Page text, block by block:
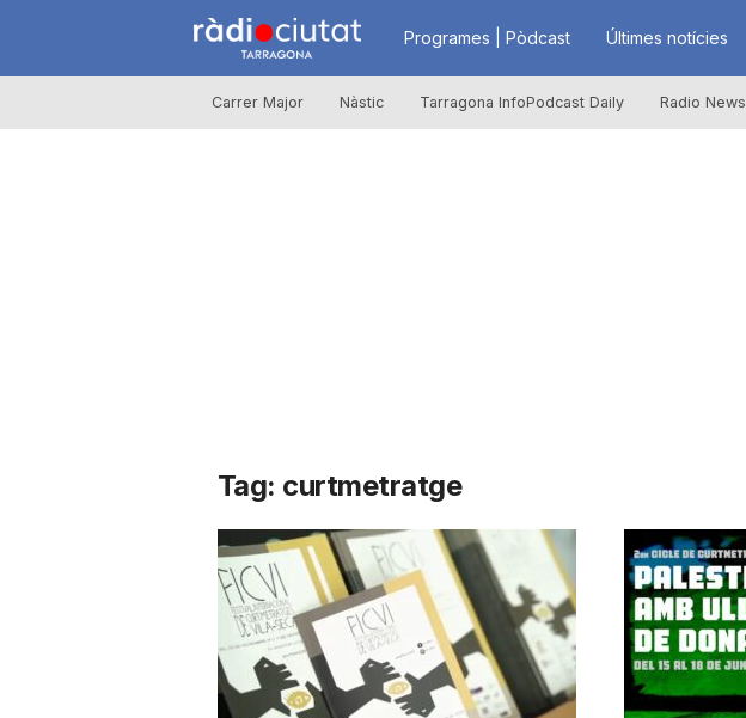
R
à
i
u
t
Programes | Pòdcast Últimes notícies
Carrer Major Nàstic Tarragona InfoPodcast Daily Radio News
Tag: curtmetratge